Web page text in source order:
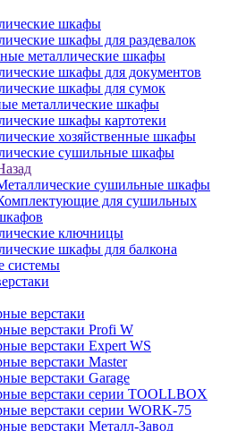
шкафы
шкафы для раздевалок
металлические шкафы
шкафы для документов
шкафы для сумок
металлические шкафы
шкафы картотеки
хозяйственные шкафы
сушильные шкафы
сушильные шкафы
для сушильных
ключницы
шкафы для балкона
системы
верстаки
верстаки Profi W
верстаки Expert WS
верстаки Master
верстаки Garage
верстаки серии TOOLLBOX
верстаки серии WORK-75
верстаки Металл-Завод